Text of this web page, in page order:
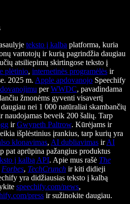
teksto į kalbą platforma, kuria
vartotojų ir kurią pagrindžia daugiau
atsiliepimų skirtingose teksto į
plėtinio, internetinės programėlės ir
2025 m. Apple apdovanojo Speechify
perWWDC, pavadindama
žmonėms gyventi visavertį
nei 1 000 natūraliai skambančių
naudojamas beveik 200 šalių. Tarp
irGwyneth Paltrow. Kūrėjams ir
išplėstinius įrankius, tarp kurių yra
klonavimas, AI dubliavimas irAI
pat aprūpina pažangius produktus
į kalbą API. Apie mus rašė The
Forbes, TechCrunch ir kiti didieji
yra didžiausias teksto į kalbą
speechify.com/news,
press ir sužinokite daugiau.